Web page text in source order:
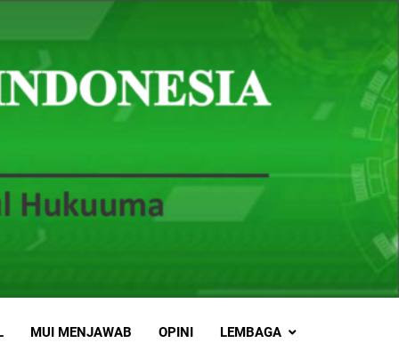
MUI MENJAWAB OPINI LEMBAGA